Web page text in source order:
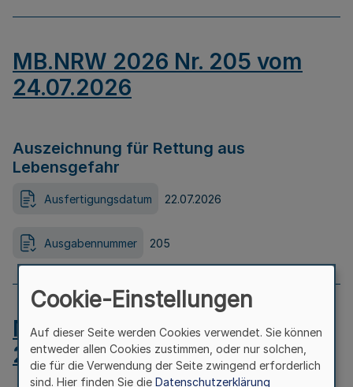
MB.NRW 2026 Nr. 205 vom
24.07.2026
Auszeichnung für Rettung aus
Lebensgefahr
Ausfertigungsdatum 22.07.2026
Ausgabennummer 205
MB.NRW 2026 Nr. 204 vom
24.07.2026
Cookie-Einstellungen
Auf dieser Seite werden Cookies verwendet. Sie können
entweder allen Cookies zustimmen, oder nur solchen,
die für die Verwendung der Seite zwingend erforderlich
sind. Hier finden Sie die Datenschutzerklärung